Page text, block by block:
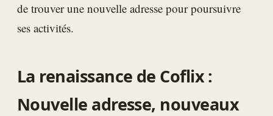
de trouver une nouvelle adresse pour poursuivre
ses activités.
La renaissance de Coflix :
Nouvelle adresse, nouveaux